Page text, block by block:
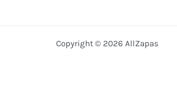
Copyright © 2026 AllZapas